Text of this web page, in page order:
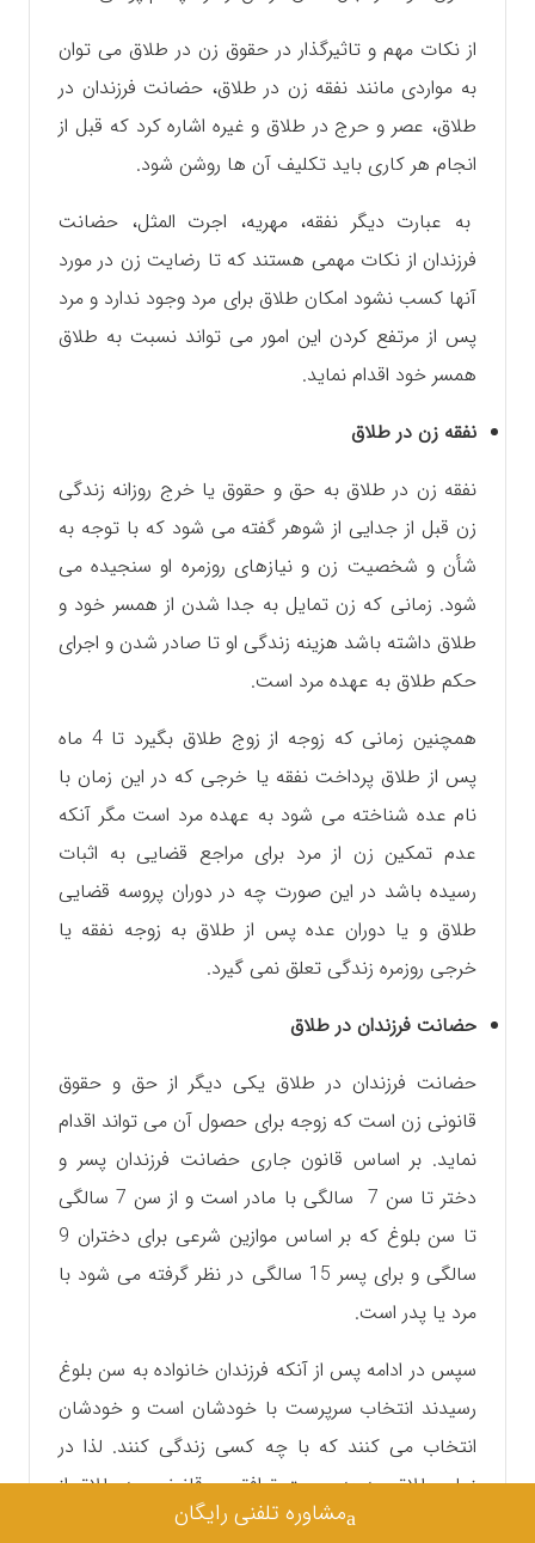
از نکات مهم و تاثیرگذار در حقوق زن در طلاق می توان
به مواردی مانند نفقه زن در طلاق، حضانت فرزندان در
طلاق، عصر و حرج در طلاق و غیره اشاره کرد که قبل از
انجام هر کاری باید تکلیف آن ها روشن شود.
به عبارت دیگر نفقه، مهریه، اجرت المثل، حضانت
فرزندان از نکات مهمی هستند که تا رضایت زن در مورد
آنها کسب نشود امکان طلاق برای مرد وجود ندارد و مرد
پس از مرتفع کردن این امور می تواند نسبت به طلاق
همسر خود اقدام نماید.
نفقه زن در طلاق
نفقه زن در طلاق به حق و حقوق یا خرج روزانه زندگی
زن قبل از جدایی از شوهر گفته می شود که با توجه به
شأن و شخصیت زن و نیازهای روزمره او سنجیده می
شود. زمانی که زن تمایل به جدا شدن از همسر خود و
طلاق داشته باشد هزینه زندگی او تا صادر شدن و اجرای
حکم طلاق به عهده مرد است.
همچنین زمانی که زوجه از زوج طلاق بگیرد تا 4 ماه
پس از طلاق پرداخت نفقه یا خرجی که در این زمان با
نام عده شناخته می شود به عهده مرد است مگر آنکه
عدم تمکین زن از مرد برای مراجع قضایی به اثبات
رسیده باشد در این صورت چه در دوران پروسه قضایی
طلاق و یا دوران عده پس از طلاق به زوجه نفقه یا
خرجی روزمره زندگی تعلق نمی گیرد.
حضانت فرزندان در طلاق
حضانت فرزندان در طلاق یکی دیگر از حق و حقوق
قانونی زن است که زوجه برای حصول آن می تواند اقدام
نماید. بر اساس قانون جاری حضانت فرزندان پسر و
دختر تا سن 7 سالگی با مادر است و از سن 7 سالگی
تا سن بلوغ که بر اساس موازین شرعی برای دختران 9
سالگی و برای پسر 15 سالگی در نظر گرفته می شود با
مرد یا پدر است.
سپس در ادامه پس از آنکه فرزندان خانواده به سن بلوغ
رسیدند انتخاب سرپرست با خودشان است و خودشان
انتخاب می کنند که با چه کسی زندگی کنند. لذا در
زمان طلاق چه به صورت توافقی و قانونی چه طلاق از
سوی زن باشد یا مرد باید حضانت فرزندان مشخص
مشاوره تلفنی رایگان